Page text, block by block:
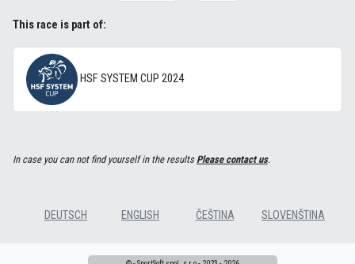
This race is part of:
HSF SYSTEM CUP 2024
In case you can not find yourself in the resultsPlease contact us.
DEUTSCH ENGLISH ČEŠTINA SLOVENŠTINA